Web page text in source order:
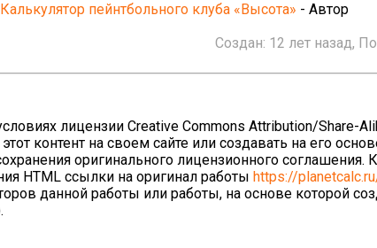
Калькулятор пейнтбольного клуба «Высота» - Автор
Создан: 12 лет назад,
лицензии Creative Commons Attribution/Share-
контент на своем сайте или создавать на его
оригинального лицензионного
HTML ссылки на оригинал работы https://
данной работы или работы, на основе которой